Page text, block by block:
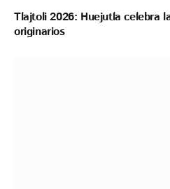
Tlajtoli 2026: Huejutla celebra
originarios